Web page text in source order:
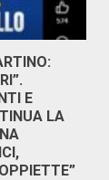
E
LA